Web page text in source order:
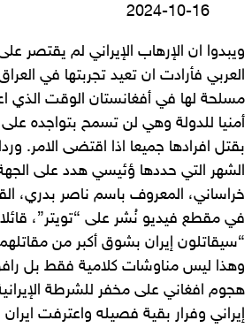
2024-10-16
ويبدوا ان الإرهاب الإيراني لم يقتصر
العربي فأرادت ان تعيد تجربتها في
مسلحة لها في أفغانستان الوقت الذي
أمنيا للدولة وهي لن تسمح بتواجده
بقتل افرادها جميعا اذا اقتضى الامر.
الشهر التي حددها ؤئيسي هدد على الجهة
خراساني، المعروف باسم ناصر بدري،
في مقطع فيديو نُشر على “تويتر”، قائلا
“سيقاتلون إيران بشوق أكبر من مقاتلهم
وهذا ليس مناوشات كلامية فقط بل
هجوم افغاني على مخفر للشرطة
إيراني وفرار بقية فصيله واعترفت ايران